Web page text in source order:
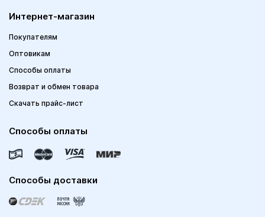
Интернет-магазин
Покупателям
Оптовикам
Способы оплаты
Возврат и обмен товара
Скачать прайс-лист
Способы оплаты
Способы доставки